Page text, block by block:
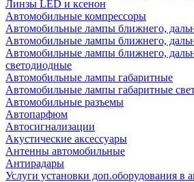
Линзы LED и ксенон
Автомобильные компрессоры
Автомобильные лампы ближнего,
Автомобильные лампы ближнего,
Автомобильные лампы ближнего,
светодиодные
Автомобильные лампы габаритные
Автомобильные лампы габаритные
Автомобильные разъемы
Автопарфюм
Автосигнализации
Акустические аксессуары
Антенны автомобильные
Антирадары
Услуги установки доп.оборудования в